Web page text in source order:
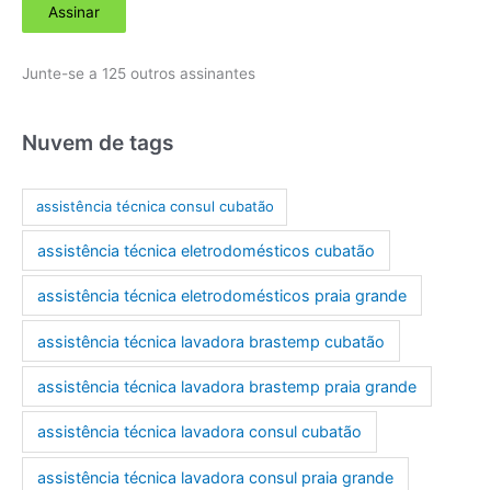
e
o
e
a
Assinar
Junte-se a 125 outros assinantes
Nuvem de tags
assistência técnica consul cubatão
assistência técnica eletrodomésticos cubatão
assistência técnica eletrodomésticos praia grande
assistência técnica lavadora brastemp cubatão
assistência técnica lavadora brastemp praia grande
assistência técnica lavadora consul cubatão
assistência técnica lavadora consul praia grande